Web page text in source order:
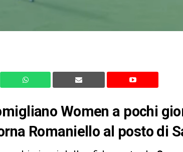
Women a pochi
Romaniello al posto di